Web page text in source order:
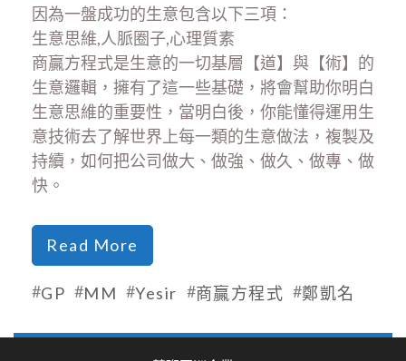
因為一盤成功的生意包含以下三項：
生意思維,人脈圈子,心理質素
商贏方程式是生意的一切基層【道】與【術】的
生意邏輯，擁有了這一些基礎，將會幫助你明白
生意思維的重要性，當明白後，你能懂得運用生
意技術去了解世界上每一類的生意做法，複製及
持續，如何把公司做大、做強、做久、做專、做
快。
Read More
#GP #MM #Yesir #商贏方程式 #鄭凱名